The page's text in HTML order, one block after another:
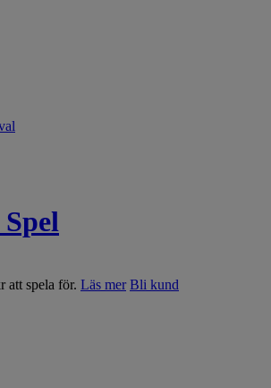
att spela för. Läs mer Bli kund